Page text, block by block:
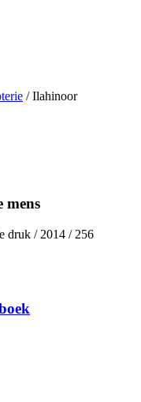
/ Ilahinoor
mens
druk / 2014 / 256